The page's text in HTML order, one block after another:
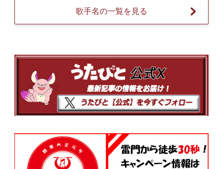
歌手名の一覧を見る